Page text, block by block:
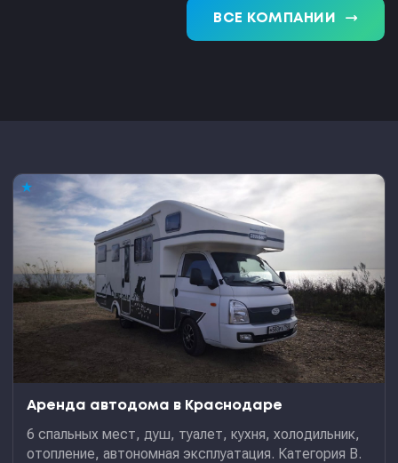
ВСЕ КОМПАНИИ trending_flat
★
Аренда автодома в Краснодаре
6 спальных мест, душ, туалет, кухня, холодильник,
отопление, автономная эксплуатация. Категория В.